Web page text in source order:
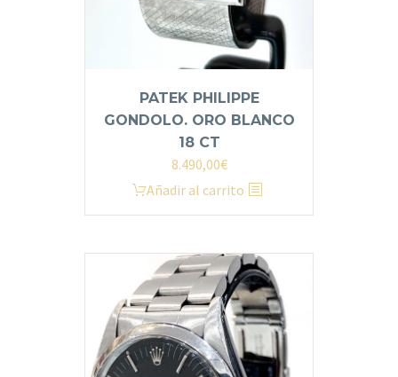
PATEK PHILIPPE
GONDOLO. ORO BLANCO
18 CT
8.490,00€
Añadir al carrito